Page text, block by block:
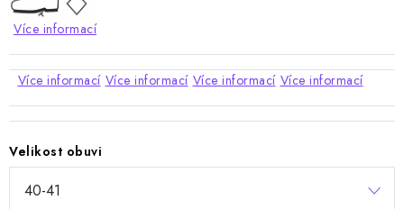
Více informací
Více informací Více informací Více informací Více informací
Velikost obuvi